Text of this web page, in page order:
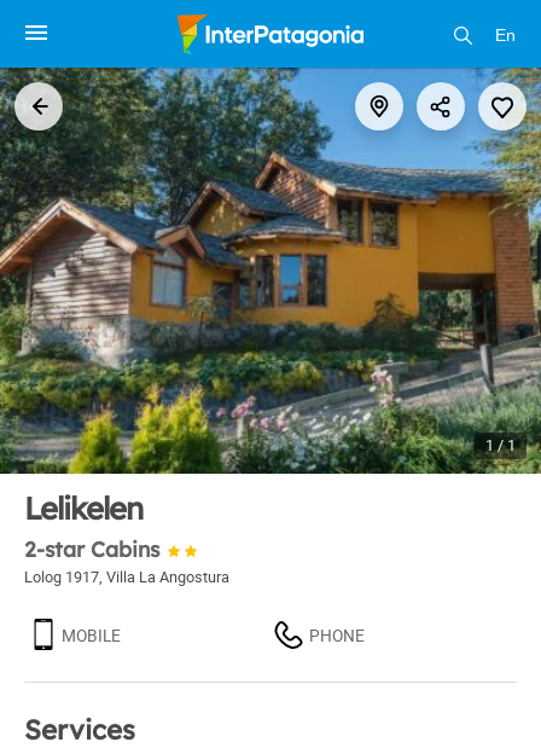
En
1 / 1
Lelikelen
2-star Cabins
Lolog 1917, Villa La Angostura
MOBILE PHONE
Services